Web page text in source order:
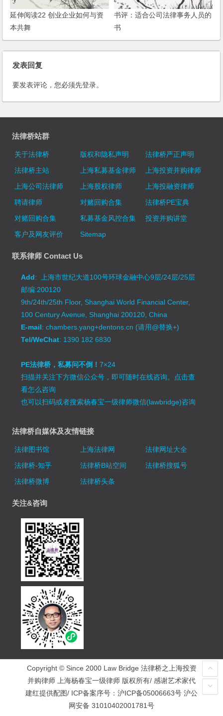
延伸阅读22 创业企业如何与资
本共舞
书评：适合公司法律事务人员的
书
发表回复
要发表评论，您必须先登录。
法律桥站群
关于法律桥 版权和隐私声明
法律桥严正声明
法律桥主站
上海私募基金律师
上海投资并购律师
上海公司法律师
上海股权律师
上海投融资律师
聘请律师
对赌回购合集
法律桥PE宝典
对赌回购合集
私募基金风控合集
投资并购讲堂
客户及网友评价
Sitemap
联系律师 Contact Us
Add: 上海市世纪大道100号环球金融中心9层/24层/25层
邮编:200120
9th/24th/25th Floor, Shanghai World Financial Center,
100 Century Avenue, Shanghai 200120, China
E-mail: chambers.yang+dentons.cn (请用@替换+)
Tel/WeChat: 1390 182 6830
PE法律桥，私募问不倒！7×24
扫描并关注下方微信公众号，即可随时在线咨询。 点击查
看怎么咨询
也可以扫码或者搜索杨春宝一级律师微信(lawbridge)咨询
法律桥自媒体及友情链接
法律图书馆 上海法律网
法律网址大全
法律桥-知乎
法律桥B站空间
法律桥搜狐号
法律桥微博
法律桥头条
关注&咨询
Copyright © Since 2000 Law Bridge 法律桥之上海投资
并购律师 上海杨春宝一级律师 版权所有/ 感谢艺术家代
建红提供配图/ ICP备案序号： 沪ICP备05006663号 沪公
网安备 31010402001781号